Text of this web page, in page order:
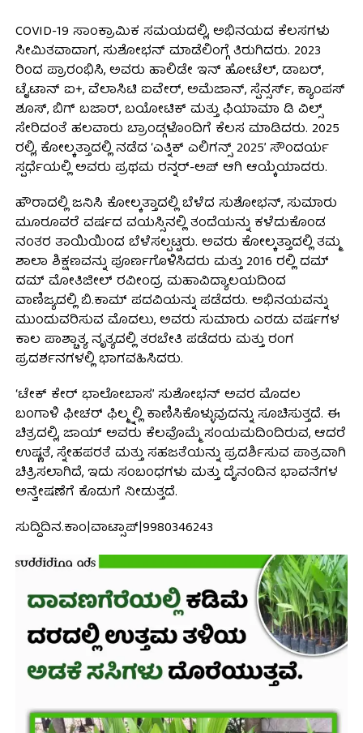
COVID-19 ಸಾಂಕ್ರಾಮಿಕ ಸಮಯದಲ್ಲಿ, ಅಭಿನಯದ ಕೆಲಸಗಳು
ಸೀಮಿತವಾದಾಗ, ಸುಶೋಭನ್ ಮಾಡೆಲಿಂಗ್ಗೆ ತಿರುಗಿದರು. 2023
ರಿಂದ ಪ್ರಾರಂಭಿಸಿ, ಅವರು ಹಾಲಿಡೇ ಇನ್ ಹೋಟೆಲ್, ಡಾಬರ್,
ಟೈಟಾನ್ ಐ+, ವೆಲಾಸಿಟಿ ಐವೇರ್, ಅಮೆಜಾನ್, ಸ್ಪೆನ್ಸರ್ಸ್, ಕ್ಯಾಂಪಸ್
ಶೂಸ್, ಬಿಗ್ ಬಜಾರ್, ಬಯೋಟಿಕ್ ಮತ್ತು ಫಿಯಾಮಾ ಡಿ ವಿಲ್ಸ್
ಸೇರಿದಂತೆ ಹಲವಾರು ಬ್ರಾಂಡ್ಗಳೊಂದಿಗೆ ಕೆಲಸ ಮಾಡಿದರು. 2025
ರಲ್ಲಿ, ಕೋಲ್ಕತ್ತಾದಲ್ಲಿ ನಡೆದ ‘ಎತ್ನಿಕ್ ಎಲಿಗನ್ಸ್ 2025’ ಸೌಂದರ್ಯ
ಸ್ಪರ್ಧೆಯಲ್ಲಿ ಅವರು ಪ್ರಥಮ ರನ್ನರ್-ಅಪ್ ಆಗಿ ಆಯ್ಕೆಯಾದರು.
ಹೌರಾದಲ್ಲಿ ಜನಿಸಿ ಕೋಲ್ಕತ್ತಾದಲ್ಲಿ ಬೆಳೆದ ಸುಶೋಭನ್, ಸುಮಾರು
ಮೂರೂವರೆ ವರ್ಷದ ವಯಸ್ಸಿನಲ್ಲಿ ತಂದೆಯನ್ನು ಕಳೆದುಕೊಂಡ
ನಂತರ ತಾಯಿಯಿಂದ ಬೆಳೆಸಲ್ಪಟ್ಟರು. ಅವರು ಕೋಲ್ಕತ್ತಾದಲ್ಲಿ ತಮ್ಮ
ಶಾಲಾ ಶಿಕ್ಷಣವನ್ನು ಪೂರ್ಣಗೊಳಿಸಿದರು ಮತ್ತು 2016 ರಲ್ಲಿ ದಮ್
ದಮ್ ಮೋತಿಜೀಲ್ ರವೀಂದ್ರ ಮಹಾವಿದ್ಯಾಲಯದಿಂದ
ವಾಣಿಜ್ಯದಲ್ಲಿ ಬಿ.ಕಾಮ್ ಪದವಿಯನ್ನು ಪಡೆದರು. ಅಭಿನಯವನ್ನು
ಮುಂದುವರಿಸುವ ಮೊದಲು, ಅವರು ಸುಮಾರು ಎರಡು ವರ್ಷಗಳ
ಕಾಲ ಪಾಶ್ಚಾತ್ಯ ನೃತ್ಯದಲ್ಲಿ ತರಬೇತಿ ಪಡೆದರು ಮತ್ತು ರಂಗ
ಪ್ರದರ್ಶನಗಳಲ್ಲಿ ಭಾಗವಹಿಸಿದರು.
‘ಟೇಕ್ ಕೇರ್ ಭಾಲೋಬಾಸ’ ಸುಶೋಭನ್ ಅವರ ಮೊದಲ
ಬಂಗಾಳಿ ಫೀಚರ್ ಫಿಲ್ಮ್ನಲ್ಲಿ ಕಾಣಿಸಿಕೊಳ್ಳುವುದನ್ನು ಸೂಚಿಸುತ್ತದೆ. ಈ
ಚಿತ್ರದಲ್ಲಿ, ಜಾಯ್ ಅವರು ಕೆಲವೊಮ್ಮೆ ಸಂಯಮದಿಂದಿರುವ, ಆದರೆ
ಉಷ್ಣತೆ, ಸ್ನೇಹಪರತೆ ಮತ್ತು ಸಹಜತೆಯನ್ನು ಪ್ರದರ್ಶಿಸುವ ಪಾತ್ರವಾಗಿ
ಚಿತ್ರಿಸಲಾಗಿದೆ, ಇದು ಸಂಬಂಧಗಳು ಮತ್ತು ದೈನಂದಿನ ಭಾವನೆಗಳ
ಅನ್ವೇಷಣೆಗೆ ಕೊಡುಗೆ ನೀಡುತ್ತದೆ.
ಸುದ್ದಿದಿನ.ಕಾಂ|ವಾಟ್ಸಾಪ್|9980346243